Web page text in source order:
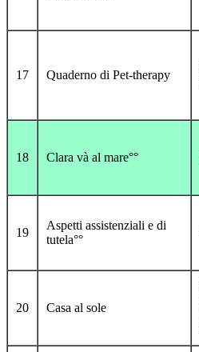
17 Quaderno di Pet-therapy
18 Clara và al mare°°
19
Aspetti assistenziali e di
tutela°°
20 Casa al sole